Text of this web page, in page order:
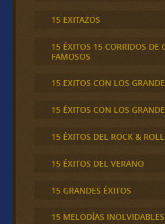
15 EXITAZOS
15 ÉXITOS 15 CORRIDOS DE
FAMOSOS
15 EXITOS CON LOS
15 ÉXITOS CON LOS
15 ÉXITOS DEL ROCK & ROLL
15 ÉXITOS DEL VERANO
15 GRANDES ÉXITOS
15 MELODÍAS INOLVIDABLES